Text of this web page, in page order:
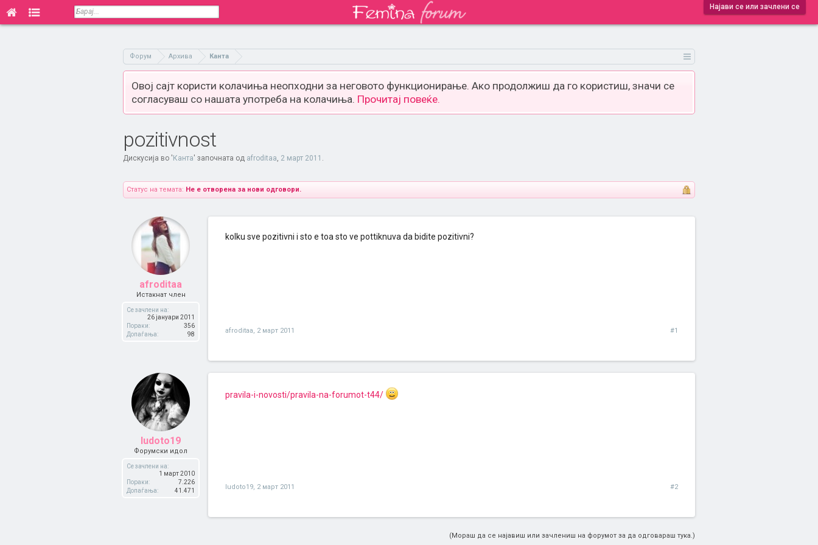
Најави се или зачлени се
Форум Архива Канта
Овој сајт користи колачиња неопходни за неговото функционирање. Ако продолжиш да го користиш, значи се
согласуваш со нашата употреба на колачиња. Прочитај повеќе.
pozitivnost
Дискусија во ' Канта' започната од afroditaa, 2 март 2011 .
Статус на темата: Не е отворена за нови одговори.
afroditaa
Истакнат член
Се зачлени на:
26 јануари 2011
Пораки:
356
Допаѓања:
98
kolku sve pozitivni i sto e toa sto ve pottiknuva da bidite pozitivni?
afroditaa, 2 март 2011 #1
ludoto19
Форумски идол
Се зачлени на:
1 март 2010
Пораки:
7.226
Допаѓања:
41.471
pravila-i-novosti/pravila-na-forumot-t44/
ludoto19, 2 март 2011 #2
(Мораш да се најавиш или зачлениш на форумот за да одговараш тука.)